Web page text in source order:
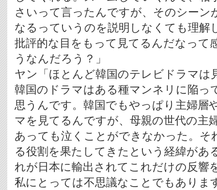
さいって言ったんですが、そのシーン
なるっていうのを説明しなくても理解
批評的な目をもって見てるんだなって
うなんだろう？」
ヤン「ほとんど韓国のテレビドラマは
韓国のドラマはある種マンネリに陥っ
思うんです。韓国でもやっぱり主婦層
マを見てるんですが、母親の世代の主
あっても泣くことができなかった。そ
る役割を果たしてきたという経緯があ
れが日本に輸出されてこれだけの反響
私にとっては不思議なことでもありま